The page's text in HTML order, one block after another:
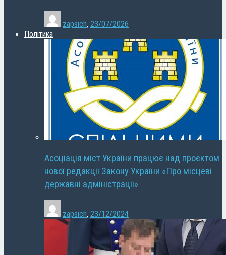
zapsich, 23/07/2026
Політика
Асоціація міст України працює над проєктом
нової редакції Закону України «Про місцеві
державні адміністрації»
zapsich, 23/12/2024